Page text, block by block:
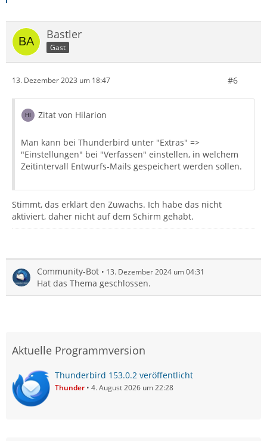
Bastler
Gast
13. Dezember 2023 um 18:47 #6
Zitat von Hilarion
Man kann bei Thunderbird unter "Extras" =>
"Einstellungen" bei "Verfassen" einstellen, in welchem
Zeitintervall Entwurfs-Mails gespeichert werden sollen.
Stimmt, das erklärt den Zuwachs. Ich habe das nicht
aktiviert, daher nicht auf dem Schirm gehabt.
Community-Bot 13. Dezember 2024 um 04:31
Hat das Thema geschlossen.
Aktuelle Programmversion
Thunderbird 153.0.2 veröffentlicht
Thunder 4. August 2026 um 22:28